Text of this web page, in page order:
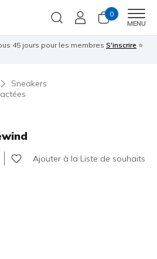
0
MENU
45 jours pour les membres S'inscrire ⭐
Sneakers
5 Ajouter à la Liste de souhaits